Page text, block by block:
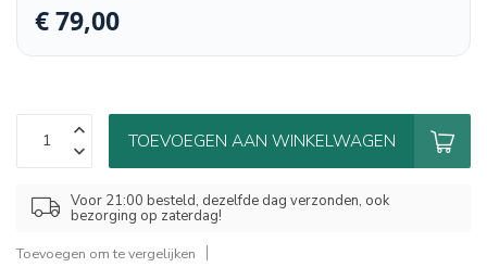
€ 79,00
TOEVOEGEN AAN WINKELWAGEN
Voor 21:00 besteld, dezelfde dag verzonden, ook
bezorging op zaterdag!
Toevoegen om te vergelijken